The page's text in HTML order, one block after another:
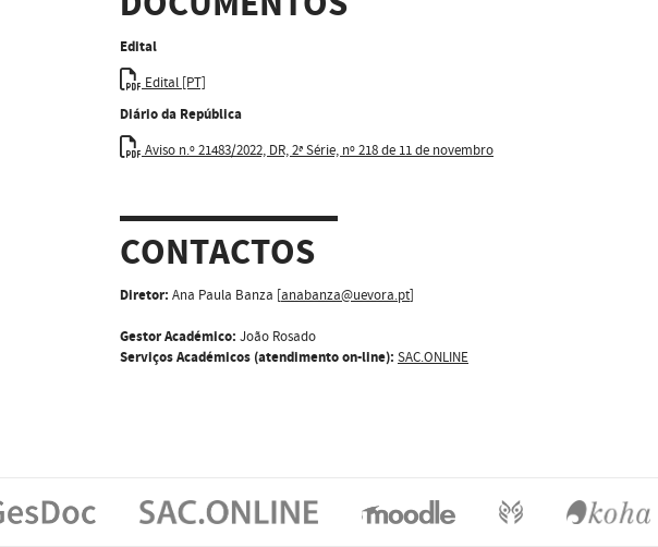
Edital
Edital [PT]
Diário da República
Aviso n.º 21483/2022, DR, 2ª Série, nº 218 de 11 de novembro
CONTACTOS
Diretor: Ana Paula Banza [anabanza@uevora.pt]
Gestor Académico: João Rosado
Serviços Académicos (atendimento on-line): SAC.ONLINE